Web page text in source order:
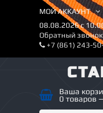
МОЙ АККАУНТ
08.08.2026 с
Обратный звонок
+7 (861) 243-
Ваша
0 товаров